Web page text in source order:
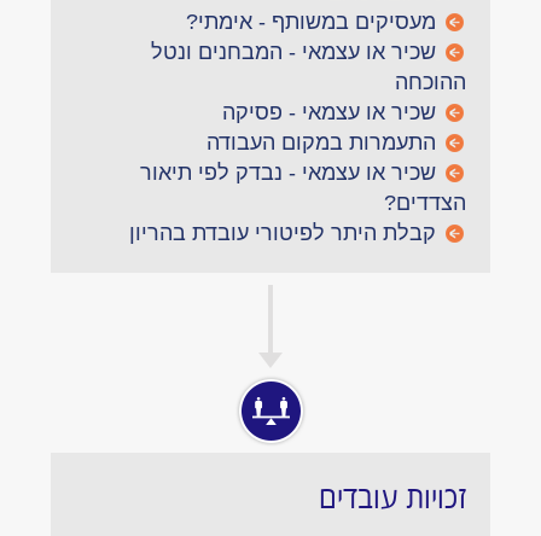
מעסיקים במשותף - אימתי?
שכיר או עצמאי - המבחנים ונטל
ההוכחה
שכיר או עצמאי - פסיקה
התעמרות במקום העבודה
שכיר או עצמאי - נבדק לפי תיאור
הצדדים?
קבלת היתר לפיטורי עובדת בהריון
זכויות עובדים